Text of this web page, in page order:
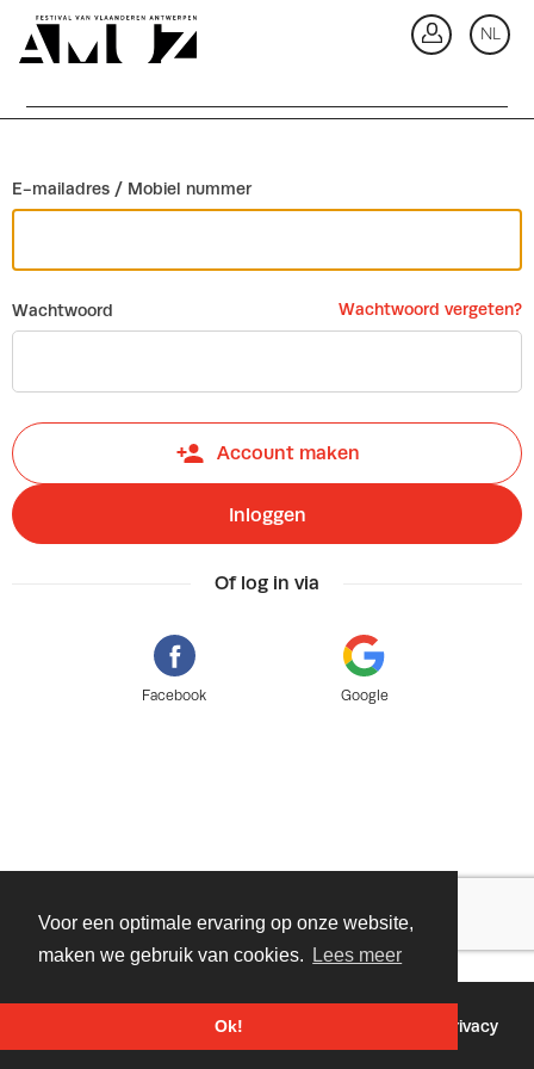
Voor een optimale ervaring op onze website,
maken we gebruik van cookies.
Lees meer
Ok!
NL
E-mailadres / Mobiel nummer
Wachtwoord Wachtwoord vergeten?
Account maken
Inloggen
Of log in via
Facebook Google
Tixly Privacy